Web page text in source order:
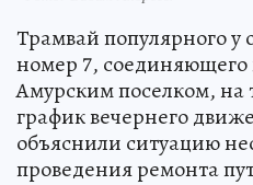
Трамвай популярного
номер 7, соединяющего
Амурским поселком, на
график вечернего
объяснили ситуацию
проведения ремонта